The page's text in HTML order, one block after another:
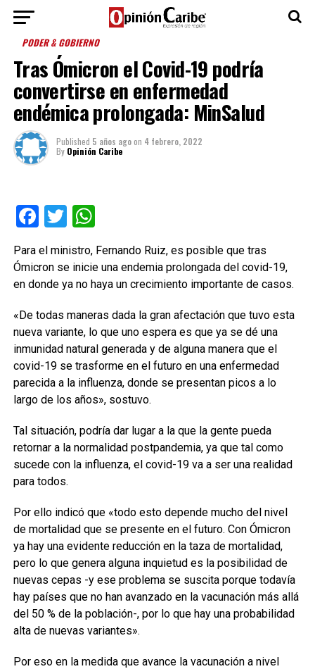
PODER & GOBIERNO
Tras Ómicron el Covid-19 podría
convertirse en enfermedad
endémica prolongada: MinSalud
Published 5 años agoon 4 febrero, 2022
By Opinión Caribe
Facebook
TwitterWhatsApp
Para el ministro, Fernando Ruiz, es posible que tras
Ómicron se inicie una endemia prolongada del covid-19,
en donde ya no haya un crecimiento importante de casos.
«De todas maneras dada la gran afectación que tuvo esta
nueva variante, lo que uno espera es que ya se dé una
inmunidad natural generada y de alguna manera que el
covid-19 se trasforme en el futuro en una enfermedad
parecida a la influenza, donde se presentan picos a lo
largo de los años», sostuvo.
Tal situación, podría dar lugar a la que la gente pueda
retornar a la normalidad postpandemia, ya que tal como
sucede con la influenza, el covid-19 va a ser una realidad
para todos.
Por ello indicó que «todo esto depende mucho del nivel
de mortalidad que se presente en el futuro. Con Ómicron
ya hay una evidente reducción en la taza de mortalidad,
pero lo que genera alguna inquietud es la posibilidad de
nuevas cepas -y ese problema se suscita porque todavía
hay países que no han avanzado en la vacunación más allá
del 50 % de la población-, por lo que hay una probabilidad
alta de nuevas variantes».
Por eso en la medida que avance la vacunación a nivel